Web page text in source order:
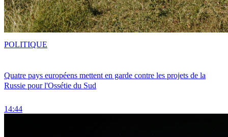
Quatre pays européens mettent en garde contre les projets de la
Russie pour l'Ossétie du Sud
14:44
POLITIQUE